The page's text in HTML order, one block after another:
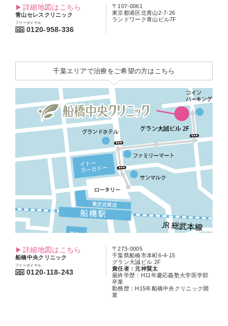
詳細地図はこちら
青山セレスクリニック
フリーダイヤル
0120-958-336
〒107-0061
東京都港区北青山2-7-26
ランドワーク青山ビル7F
千葉エリアで治療をご希望の方はこちら
詳細地図はこちら
船橋中央クリニック
フリーダイヤル
0120-118-243
〒273-0005
千葉県船橋市本町6-4-15
グラン大誠ビル 2F
責任者：元神賢太
最終学歴：H11年慶応義塾大学医学部
卒業
勤務歴：H15年船橋中央クリニック開
業